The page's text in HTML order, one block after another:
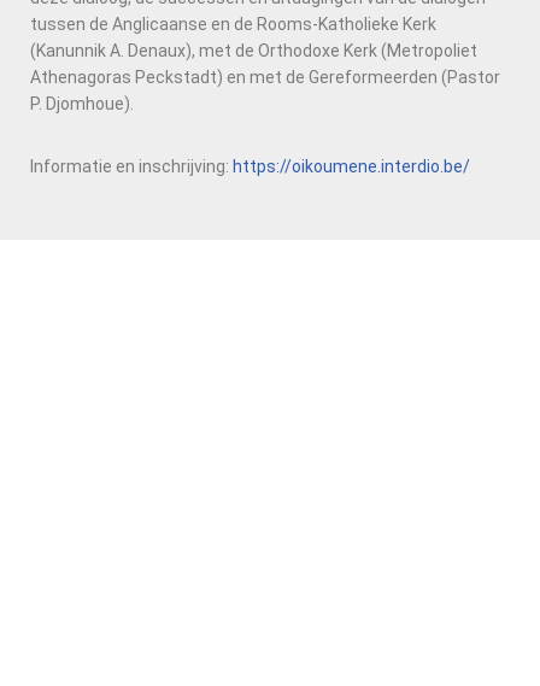
tussen de Anglicaanse en de Rooms-Katholieke Kerk
(Kanunnik A. Denaux), met de Orthodoxe Kerk (Metropoliet
Athenagoras Peckstadt) en met de Gereformeerden (Pastor
P. Djomhoue).
Informatie en inschrijving: https://oikoumene.interdio.be/